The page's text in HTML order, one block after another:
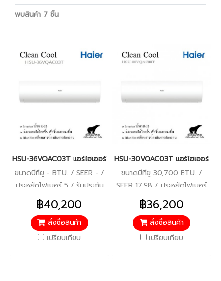
พบสินค้า 7 ชิ้น
HSU-36VQAC03T แอร์ไฮเออร์ อินเวอร์เตอร์ น้ำยา R-32 (Haier
ขนาดบีทียู - BTU. / SEER - /
ประหยัดไฟเบอร์ 5 / รับประกัน
คอมเพรสเซอร์ 10 ปี ตัวเครื่อง
5 ปี / ราคารวมบริการติดตั้ง
แล้ว*
฿40,200
สั่งซื้อสินค้า
เปรียบเทียบ
HSU-30VQAC03T แอร์ไฮเออร์
ขนาดบีทียู 30,700 BTU. /
SEER 17.98 / ประหยัดไฟเบอร์
5 (1 ดาว) / รับประกัน
คอมเพรสเซอร์ 10 ปี ตัวเครื่อง
5 ปี / ราคารวมบริการติดตั้ง
แล้ว*
฿36,200
สั่งซื้อสินค้า
เปรียบเทียบ